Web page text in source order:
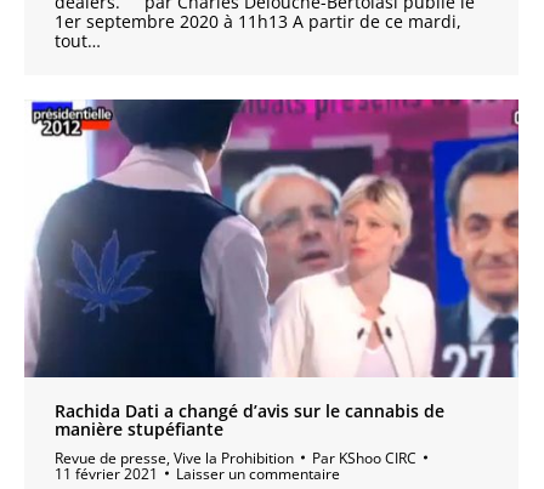
1er septembre 2020 à 11h13 A partir de ce mardi,
tout…
Rachida Dati a changé d’avis sur le cannabis de
manière stupéfiante
Revue de presse,Vive la Prohibition Par KShoo CIRC
11 février 2021 Laisser un commentaire